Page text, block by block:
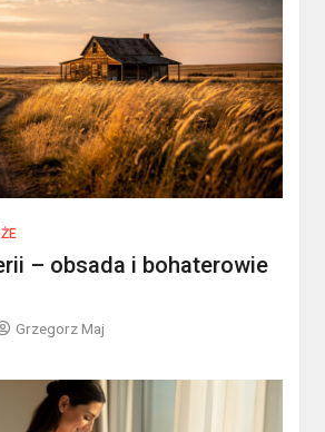
– obsada i bohaterowie
Grzegorz Maj